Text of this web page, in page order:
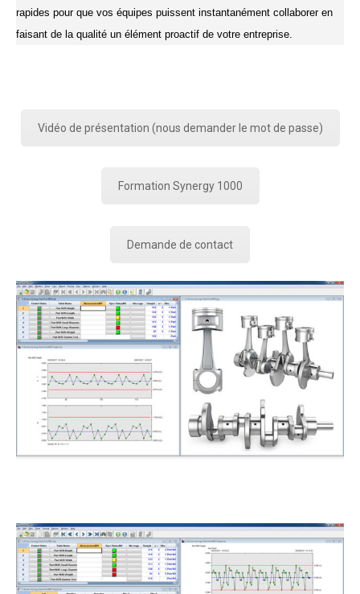
rapides pour que vos équipes puissent instantanément collaborer en
faisant de la qualité un élément proactif de votre entreprise.
Vidéo de présentation (nous demander le mot de passe)
Formation Synergy 1000
Demande de contact